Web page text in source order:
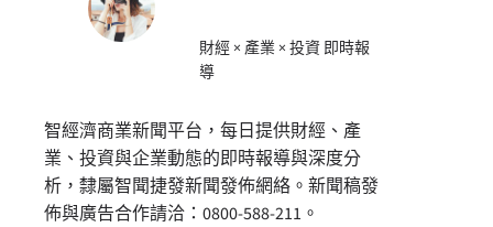
財經 × 產業 × 投資 即時報
導
智經濟商業新聞平台，每日提供財經、產
業、投資與企業動態的即時報導與深度分
析，隸屬智聞捷發新聞發佈網絡。新聞稿發
佈與廣告合作請洽：0800-588-211。